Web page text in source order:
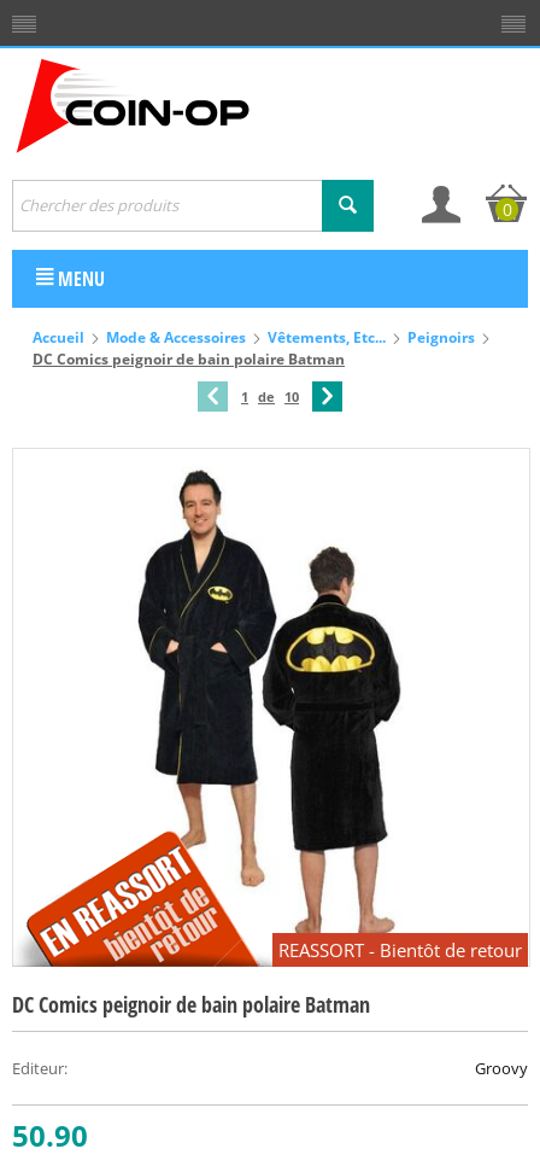
0
MENU
Accueil Mode & Accessoires Vêtements, Etc...
Peignoirs
DC Comics peignoir de bain polaire Batman
1 de 10
REASSORT - Bientôt de retour
DC Comics peignoir de bain polaire Batman
Editeur: Groovy
50.90